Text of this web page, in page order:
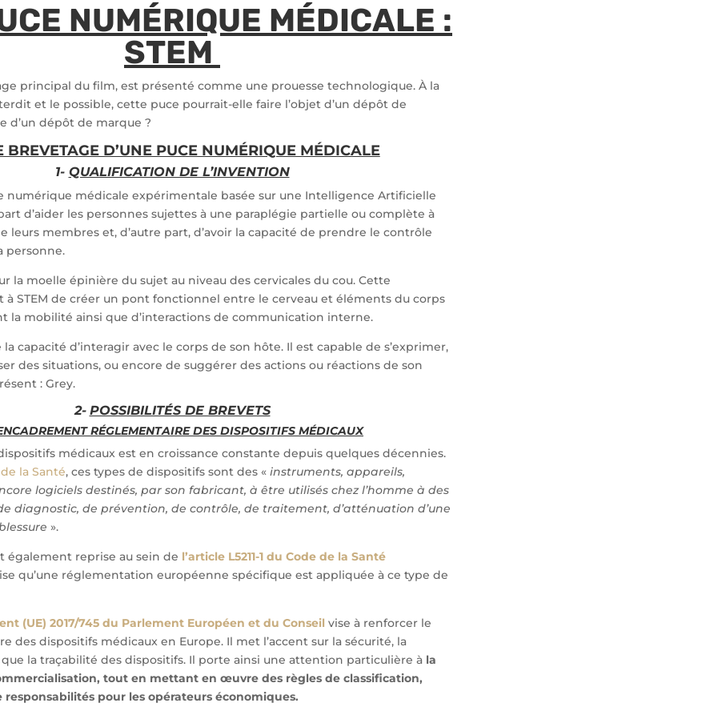
NUMÉRIQUE MÉDICALE :
STEM
principal du film, est présenté comme une prouesse technologique. À la
et le possible, cette puce pourrait-elle faire l’objet d’un dépôt de
d’un dépôt de marque ?
BREVETAGE D’UNE PUCE NUMÉRIQUE MÉDICALE
1- QUALIFICATION DE L’INVENTION
numérique médicale expérimentale basée sur une Intelligence Artificielle
d’aider les personnes sujettes à une paraplégie partielle ou complète à
leurs membres et, d’autre part, d’avoir la capacité de prendre le contrôle
personne.
la moelle épinière du sujet au niveau des cervicales du cou. Cette
à STEM de créer un pont fonctionnel entre le cerveau et éléments du corps
la mobilité ainsi que d’interactions de communication interne.
la capacité d’interagir avec le corps de son hôte. Il est capable de s’exprimer,
des situations, ou encore de suggérer des actions ou réactions de son
: Grey.
2- POSSIBILITÉS DE BREVETS
RÉGLEMENTAIRE DES DISPOSITIFS MÉDICAUX
médicaux est en croissance constante depuis quelques décennies.
la Santé, ces types de dispositifs sont des « instruments, appareils,
logiciels destinés, par son fabricant, à être utilisés chez l’homme à des
diagnostic, de prévention, de contrôle, de traitement, d’atténuation d’une
».
également reprise au sein de l’article L5211-1 du Code de la Santé
qu’une réglementation européenne spécifique est appliquée à ce type de
(UE) 2017/745 du Parlement Européen et du Conseil vise à renforcer le
des dispositifs médicaux en Europe. Il met l’accent sur la sécurité, la
la traçabilité des dispositifs. Il porte ainsi une attention particulière à la
tout en mettant en œuvre des règles de classification,
responsabilités pour les opérateurs économiques.